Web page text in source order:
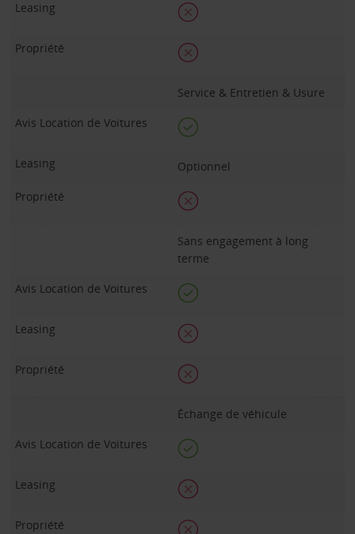
Service & Entretien & Usure
Optionnel
Sans engagement à long
terme
Échange de véhicule